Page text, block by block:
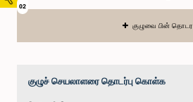
02
குழுவை பின் தொடர
குழுச் செயலாளரை தொடர்பு கொள்க